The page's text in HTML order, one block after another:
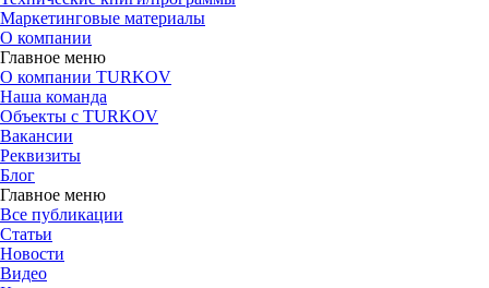
Маркетинговые материалы
О компании
Главное меню
О компании TURKOV
Наша команда
Объекты с TURKOV
Вакансии
Реквизиты
Блог
Главное меню
Все публикации
Статьи
Новости
Видео